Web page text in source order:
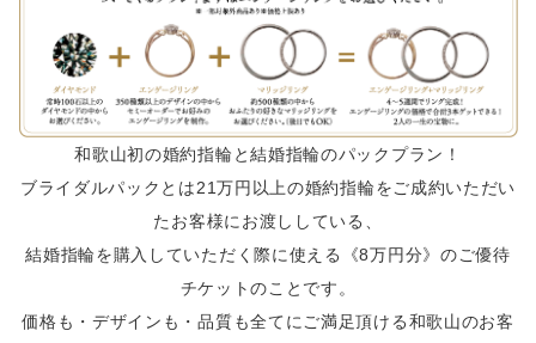
和歌山初の婚約指輪と結婚指輪のパックプラン！
ブライダルパックとは21万円以上の婚約指輪をご成約いただい
たお客様にお渡ししている、
結婚指輪を購入していただく際に使える《8万円分》のご優待
チケットのことです。
価格も・デザインも・品質も全てにご満足頂ける和歌山のお客